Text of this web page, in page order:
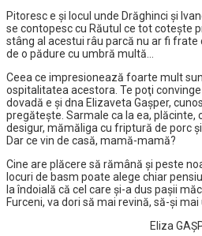
Pitoresc e şi locul unde Drăghinci și
se contopesc cu Răutul ce tot coteşte
stâng al acestui râu parcă nu ar fi
de o pădure cu umbră multă…
Ceea ce impresionează foarte mult
ospitalitatea acestora. Te poţi
dovadă e şi dna Elizaveta Gașper,
pregătește. Sarmale ca la ea, plăcinte,
desigur, mămăliga cu friptură de porc
Dar ce vin de casă, mamă-mamă?
Cine are plăcere să rămână şi peste
locuri de basm poate alege chiar
la îndoială că cel care şi-a dus paşii
Furceni, va dori să mai revină, să-şi
Eliza